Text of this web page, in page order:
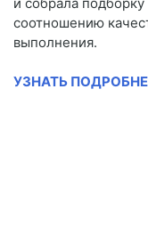
соотношению
выполнения.
УЗНАТЬ